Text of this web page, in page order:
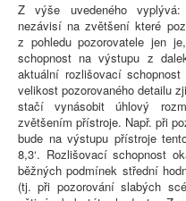
Z výše uvedeného vyplývá:
nezávisí na zvětšení které
z pohledu pozorovatele jen
schopnost na výstupu z
aktuální rozlišovací
velikost pozorovaného detailu
stačí vynásobit úhlový
zvětšením přístroje. Např. při
bude na výstupu přístroje
8,3‘. Rozlišovací schopnost
běžných podmínek střední
(tj. při pozorování slabých